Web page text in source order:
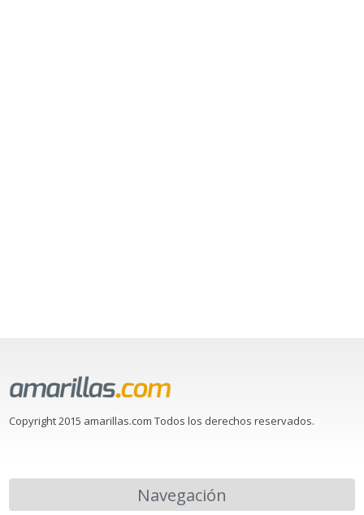
Copyright 2015 amarillas.com Todos los derechos reservados.
Navegación